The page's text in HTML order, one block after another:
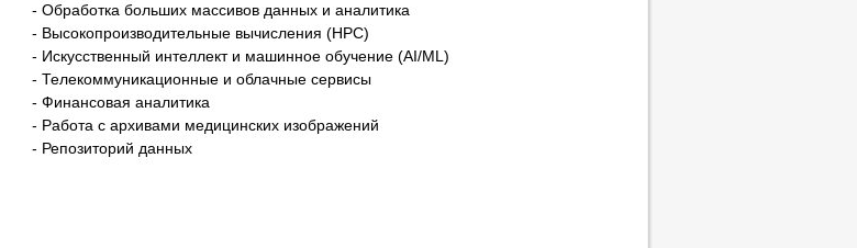
- Обработка больших массивов данных и аналитика
- Высокопроизводительные вычисления (HPC)
- Искусственный интеллект и машинное обучение (AI/ML)
- Телекоммуникационные и облачные сервисы
- Финансовая аналитика
- Работа с архивами медицинских изображений
- Репозиторий данных